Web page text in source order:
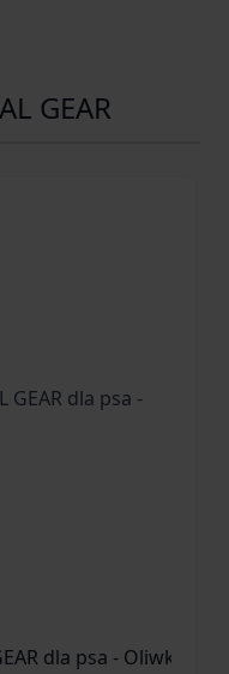
GEAR
dla psa - Oliwkowa